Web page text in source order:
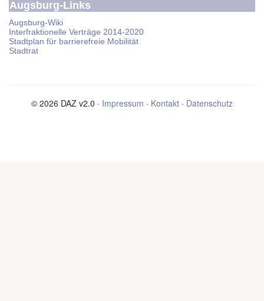
Augsburg-Links
Augsburg-Wiki
Interfraktionelle Verträge 2014-2020
Stadtplan für barrierefreie Mobilität
Stadtrat
© 2026 DAZ v2.0 · Impressum · Kontakt · Datenschutz